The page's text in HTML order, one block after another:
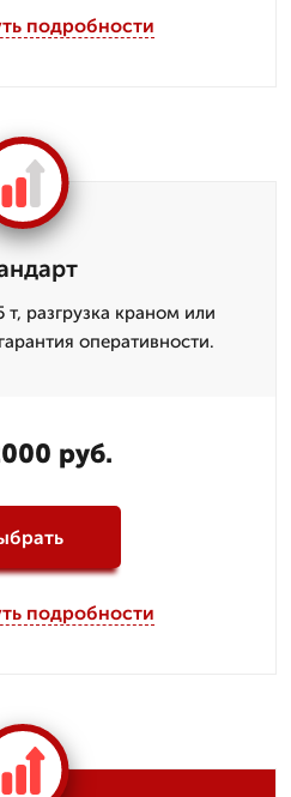
подробности
разгрузка краном или
оперативности.
руб.
подробности